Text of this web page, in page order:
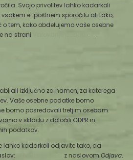
Svojo privolitev lahko kadarkoli
vsakem e-poštnem sporočilu ali tako,
o tem, kako obdelujemo vaše osebne
na strani
.
izključno za namen, za katerega
Vaše osebne podatke bomo
bomo posredovali tretjim osebam.
v skladu z določili GDPR in
podatkov.
lahko kadarkoli odjavite tako, da
z naslovom Odjava.